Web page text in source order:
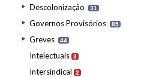
Descolonização 31
Governos Provisórios 85
Greves 44
Intelectuais 3
Intersindical 2